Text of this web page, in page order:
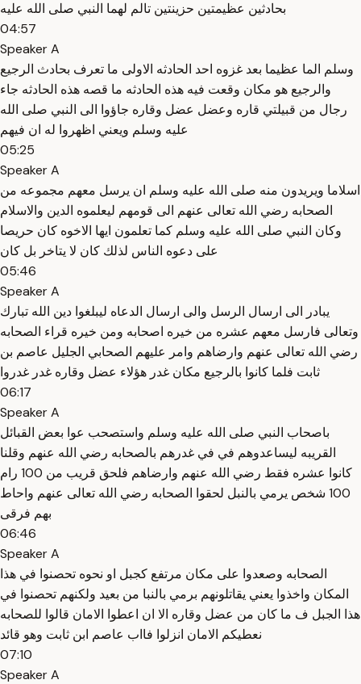
بحادثين عظيمتين حزينتين تالم لهما النبي صلى الله عليه
04:57
Speaker A
وسلم الما عظيما بعد غزوه احد الحادثه الاولى ما تعرف بحادث الرجيع
والرجيع هو مكان وقعت فيه هذه الحادثه ما قصه هذه الحادثه جاء
رجال من قبيلتي قاره وعضل عضل وقاره جاؤوا الى النبي صلى الله
عليه وسلم ويعني اظهروا له ان فيهم
05:25
Speaker A
اسلاما ويريدون منه صلى الله عليه وسلم ان يرسل معهم مجموعه من
الصحابه رضي الله تعالى عنهم الى قومهم ليعلموه الدين والاسلام
وكان النبي صلى الله عليه وسلم كما تعلمون ايها الاخوه كان حريصا
على دعوه الناس لذلك كان لا يتاخر بل كان
05:46
Speaker A
يبادر الى ارسال الرسل والى ارسال الدعاه ليبلغوا دين الله تبارك
وتعالى فارسل معهم عشره من خيره اصحابه ومن خيره قراء الصحابه
رضي الله تعالى عنهم وارضاهم وامر عليهم الصحابي الجليل عاصم بن
ثابت فلما كانوا بالرجيع مكان غدر هؤلاء عضل وقاره غدر غدروا
06:17
Speaker A
باصحاب النبي صلى الله عليه وسلم واستصحب عوا بعض القبائل
القريبه ليساعدوهم في في غدرهم بالصحابه رضي الله عنهم وقلنا
كانوا عشره فقط رضي الله عنهم وارضاهم فلحق قريب من 100 رام
100 شخص يرمي بالنبل لحقوا الصحابه رضي الله تعالى عنهم واحاط
بهم فرقى
06:46
Speaker A
الصحابه وصعدوا على مكان مرتفع كجبل او نحوه تحصنوا في هذا
المكان واخذوا يعني يقاتلونهم برمي بالنبا من بعيد ولكنهم تحصنوا في
هذا الجبل ف ما كان من عضل وقاره الا ان اعطوا الامان قالوا للصحابه
نعطيكم الامان انزلوا فااب عاصم ابن ثابت وهو قائد
07:10
Speaker A